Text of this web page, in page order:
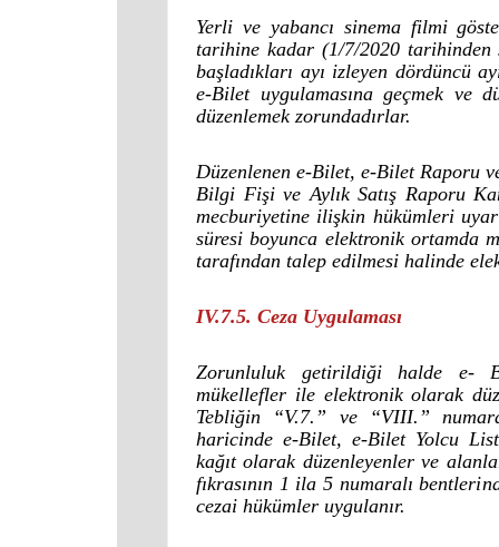
Yerli ve yabancı sinema filmi
tarihine kadar (1/7/2020
başladıkları ayı izleyen dördüncü
e-Bilet uygulamasına geçmek ve
düzenlemek zorundadırlar.
Düzenlenen e-Bilet, e-Bilet Raporu
Bilgi Fişi ve Aylık Satış Raporu
mecburiyetine ilişkin hükümleri
süresi boyunca elektronik ortamda
tarafından talep edilmesi halinde
IV.7.5. Ceza Uygulaması
Zorunluluk getirildiği halde e-
mükellefler ile elektronik olarak
Tebliğin “V.7.” ve “VIII.”
haricinde e-Bilet, e-Bilet Yolcu
kağıt olarak düzenleyenler ve
fıkrasının 1 ila 5 numaralı
cezai hükümler uygulanır.